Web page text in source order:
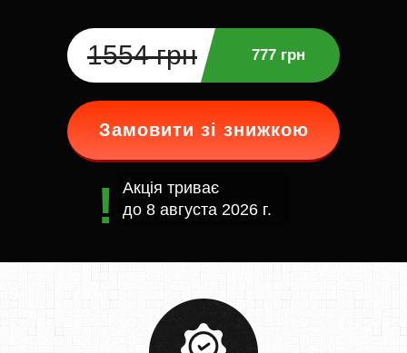
1554 грн 777 грн
Замовити зі знижкою
Акція триває
до 8 августа 2026 г.